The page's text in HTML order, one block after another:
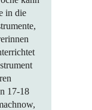
in die
17-18